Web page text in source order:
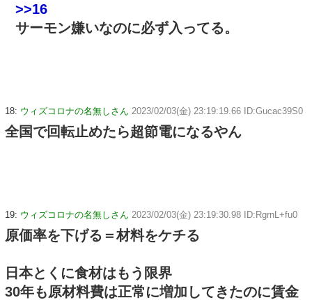
>>16
サーモン嫌いなのに必ず入ってる。
18: ウィズコロナの名無しさん 2023/02/03(金) 23:19:19.66 ID:Gucac39S0
全国で回転止めたら超節電になるやん
19: ウィズコロナの名無しさん 2023/02/03(金) 23:19:30.98 ID:RgrnL+fu0
原価率を下げる＝材料をケチる
日本とくに食材はもう限界
30年も原材料費は正常に増加してきたのに賃金